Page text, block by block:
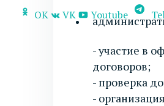
OK
VK Youtube
- участие в
договоров;
- проверка
-